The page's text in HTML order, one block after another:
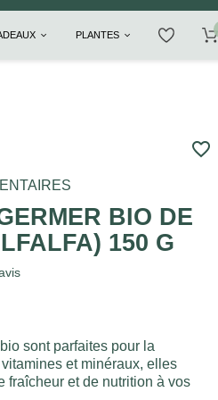
PLANTES
favorite_border
BIO DE
150 G
sont parfaites pour la
et minéraux, elles
fraîcheur et de nutrition à vos